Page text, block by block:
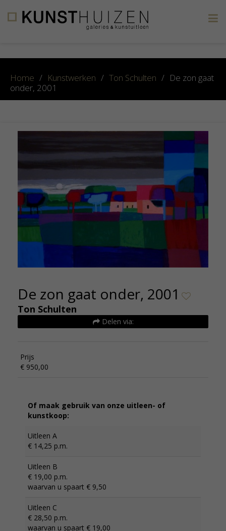
Home / Kunstwerken / Ton Schulten / De zon gaat
onder, 2001
De zon gaat onder, 2001
Ton Schulten
Delen via:
Prijs
€ 950,00
Of maak gebruik van onze uitleen- of
kunstkoop:
Uitleen A
€ 14,25 p.m.
Uitleen B
€ 19,00 p.m.
waarvan u spaart € 9,50
Uitleen C
€ 28,50 p.m.
waarvan u spaart € 19,00